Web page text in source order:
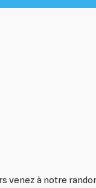
venez à notre